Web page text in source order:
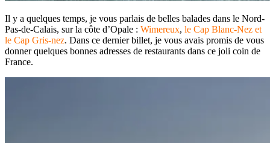
Il y a quelques temps, je vous parlais de belles balades dans le Nord-
Pas-de-Calais, sur la côte d’Opale : Wimereux, le Cap Blanc-Nez et
le Cap Gris-nez. Dans ce dernier billet, je vous avais promis de vous
donner quelques bonnes adresses de restaurants dans ce joli coin de
France.